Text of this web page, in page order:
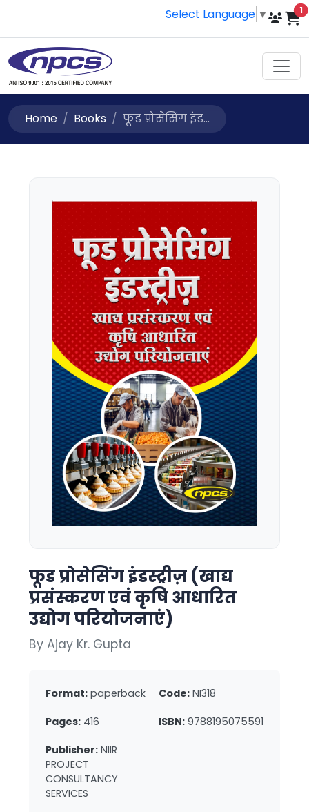
Select Language ▼ 1
Home Books फूड प्रोसेसिंग इंड...
फूड प्रोसेसिंग इंडस्ट्रीज़ (खाद्य
प्रसंस्करण एवं कृषि आधारित
उद्योग परियोजनाएं)
By Ajay Kr. Gupta
Format: paperback Code: NI318
Pages: 416 ISBN: 9788195075591
Publisher: NIIR
PROJECT
CONSULTANCY
SERVICES